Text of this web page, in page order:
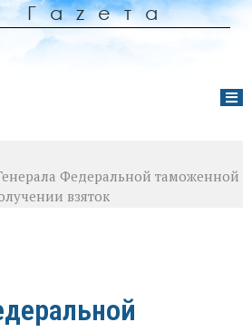
Гаzета
Федеральной таможенной
взяток